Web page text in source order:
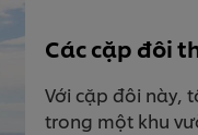
Các cặp đôi
Với cặp đôi này,
trong một khu